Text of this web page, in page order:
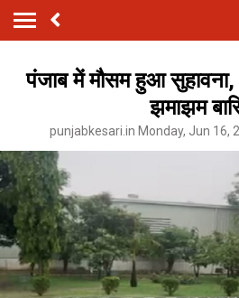
पंजाब में मौसम हुआ
झमाझम
punjabkesari.in Monday, Jun 16,